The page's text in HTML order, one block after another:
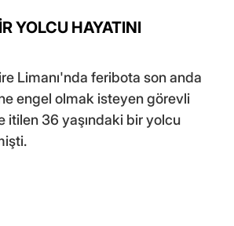
YOLCU HAYATINI
Limanı'nda feribota son anda
engel olmak isteyen görevli
itilen 36 yaşındaki bir yolcu